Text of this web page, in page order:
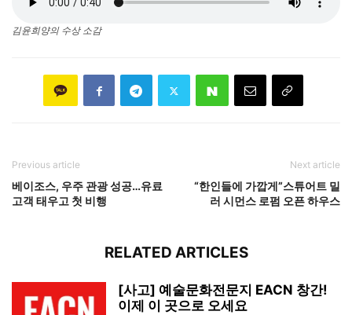
김윤희양의 수상 소감
Previous article
베이조스, 우주 관광 성공…유료
고객 태우고 첫 비행
Next article
“한인들에 가깝게”스튜어트 밀
러 시먼스 로펌 오픈 하우스
RELATED ARTICLES
[사고] 예술문화전문지 EACN 창간!
이제 이 곳으로 오세요